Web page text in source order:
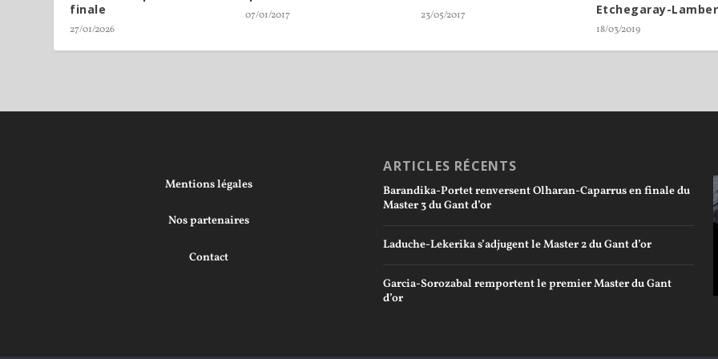
finale
27/01/2026
07/01/2017 23/05/2017
Etchegaray-
18/03/2019
Mentions légales
Nos partenaires
Contact
ARTICLES RÉCENTS
Barandika-Portet renversent Olharan-Caparrus en finale du
Master 3 du Gant d’or
Laduche-Lekerika s’adjugent le Master 2 du Gant d’or
Garcia-Sorozabal remportent le premier Master du Gant
d’or